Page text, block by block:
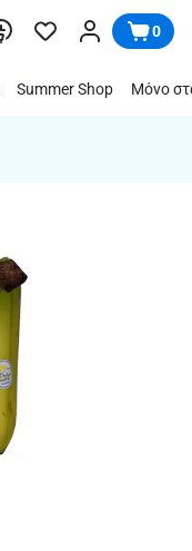
0
Summer Shop Μόνο